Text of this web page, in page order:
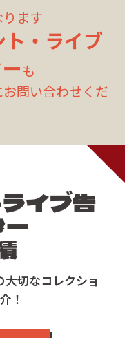
ります
・ライブ
も
問い合わせくだ
ライブ告
切なコレクショ
！